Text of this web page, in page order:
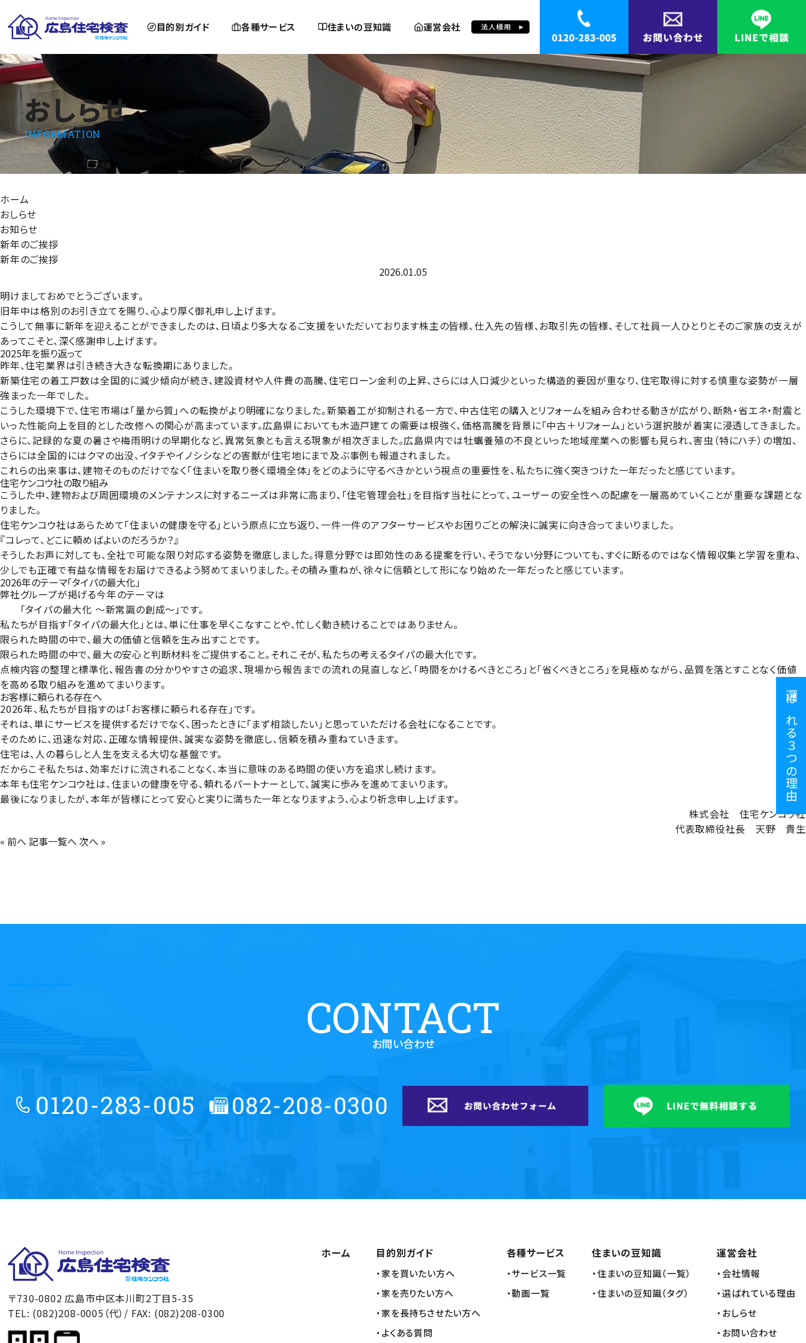
目的別ガイド 各種サービス 住まいの豆知識 運営会社
おしらせおしらせ
INFORMATION
ホーム
おしらせ
お知らせ
新年のご挨拶
新年のご挨拶
2026.01.05
明けましておめでとうございます。
旧年中は格別のお引き立てを賜り、心より厚く御礼申し上げます。
こうして無事に新年を迎えることができましたのは、日頃より多大なるご支援をいただいております株主の皆様、仕入先の皆様、お取引先の皆様、そして社員一人ひとりとそのご家族の支えが
あってこそと、深く感謝申し上げます。
2025年を振り返って
昨年、住宅業界は引き続き大きな転換期にありました。
新築住宅の着工戸数は全国的に減少傾向が続き、建設資材や人件費の高騰、住宅ローン金利の上昇、さらには人口減少といった構造的要因が重なり、住宅取得に対する慎重な姿勢が一層
強まった一年でした。
こうした環境下で、住宅市場は「量から質」への転換がより明確になりました。新築着工が抑制される一方で、中古住宅の購入とリフォームを組み合わせる動きが広がり、断熱・省エネ・耐震と
いった性能向上を目的とした改修への関心が高まっています。広島県においても木造戸建ての需要は根強く、価格高騰を背景に「中古＋リフォーム」という選択肢が着実に浸透してきました。
さらに、記録的な夏の暑さや梅雨明けの早期化など、異常気象とも言える現象が相次ぎました。広島県内では牡蠣養殖の不良といった地域産業への影響も見られ、害虫（特にハチ）の増加、
さらには全国的にはクマの出没、イタチやイノシシなどの害獣が住宅地にまで及ぶ事例も報道されました。
これらの出来事は、建物そのものだけでなく「住まいを取り巻く環境全体」をどのように守るべきかという視点の重要性を、私たちに強く突きつけた一年だったと感じています。
住宅ケンコウ社の取り組み
こうした中、建物および周囲環境のメンテナンスに対するニーズは非常に高まり、「住宅管理会社」を目指す当社にとって、ユーザーの安全性への配慮を一層高めていくことが重要な課題とな
りました。
住宅ケンコウ社はあらためて「住まいの健康を守る」という原点に立ち返り、一件一件のアフターサービスやお困りごとの解決に誠実に向き合ってまいりました。
『コレって、どこに頼めばよいのだろうか？』
そうしたお声に対しても、全社で可能な限り対応する姿勢を徹底しました。得意分野では即効性のある提案を行い、そうでない分野についても、すぐに断るのではなく情報収集と学習を重ね、
少しでも正確で有益な情報をお届けできるよう努めてまいりました。その積み重ねが、徐々に信頼として形になり始めた一年だったと感じています。
2026年のテーマ「タイパの最大化」
弊社グループが掲げる今年のテーマは
「タイパの最大化 ～新常識の創成～」です。
私たちが目指す「タイパの最大化」とは、単に仕事を早くこなすことや、忙しく動き続けることではありません。
限られた時間の中で、最大の価値と信頼を生み出すことです。
限られた時間の中で、最大の安心と判断材料をご提供すること。それこそが、私たちの考えるタイパの最大化です。
点検内容の整理と標準化、報告書の分かりやすさの追求、現場から報告までの流れの見直しなど、「時間をかけるべきところ」と「省くべきところ」を見極めながら、品質を落とすことなく価値
を高める取り組みを進めてまいります。
お客様に頼られる存在へ
2026年、私たちが目指すのは「お客様に頼られる存在」です。
それは、単にサービスを提供するだけでなく、困ったときに「まず相談したい」と思っていただける会社になることです。
そのために、迅速な対応、正確な情報提供、誠実な姿勢を徹底し、信頼を積み重ねていきます。
住宅は、人の暮らしと人生を支える大切な基盤です。
だからこそ私たちは、効率だけに流されることなく、本当に意味のある時間の使い方を追求し続けます。
本年も住宅ケンコウ社は、住まいの健康を守る、頼れるパートナーとして、誠実に歩みを進めてまいります。
最後になりましたが、本年が皆様にとって安心と実りに満ちた一年となりますよう、心より祈念申し上げます。
株式会社 住宅ケンコウ社
代表取締役社長 天野 貴生
« 前へ 記事一覧へ 次へ »
CONTACT
お問い合わせ
広島住宅検査
〒730-0802 広島市中区本川町2丁目5-35
TEL: (082)208-0005（代）/ FAX: (082)208-0300
ホーム 目的別ガイド
・家を買いたい方へ
・家を売りたい方へ
・家を長持ちさせたい方へ
・よくある質問
各種サービス
・サービス一覧
・動画一覧
住まいの豆知識
・住まいの豆知識（一覧）
・住まいの豆知識（タグ）
運営会社
・会社情報
・選ばれている理由
・おしらせ
・お問い合わせ
選ばれる３つの理由